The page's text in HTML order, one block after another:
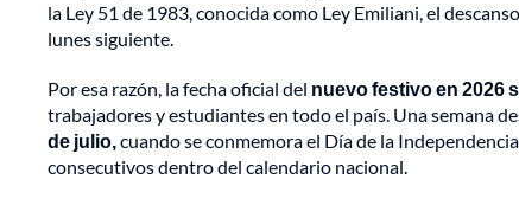
la Ley 51 de 1983, conocida como Ley Emiliani, el
lunes siguiente.
Por esa razón, la fecha oficial del nuevo festivo en 2026
trabajadores y estudiantes en todo el país. Una semana
de julio,cuando se conmemora el Día de la
consecutivos dentro del calendario nacional.